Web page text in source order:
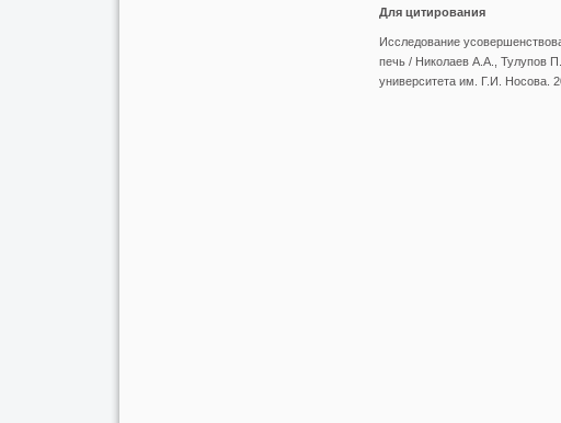
Для цитирования
Исследование
печь / Николаев А.А., Тулупов
университета им. Г.И. Носова.